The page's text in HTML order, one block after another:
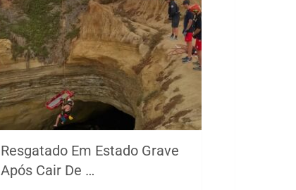
Resgatado Em Estado Grave
Após Cair De …